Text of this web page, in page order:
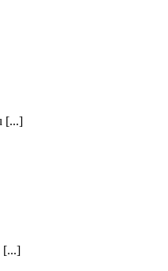
[...]
[...]